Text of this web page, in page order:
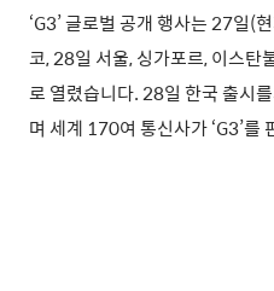
‘G3’ 글로벌 공개 행사는 27일(
코, 28일 서울, 싱가포르, 이스탄
로 열렸습니다. 28일 한국 출시
며 세계 170여 통신사가 ‘G3’를